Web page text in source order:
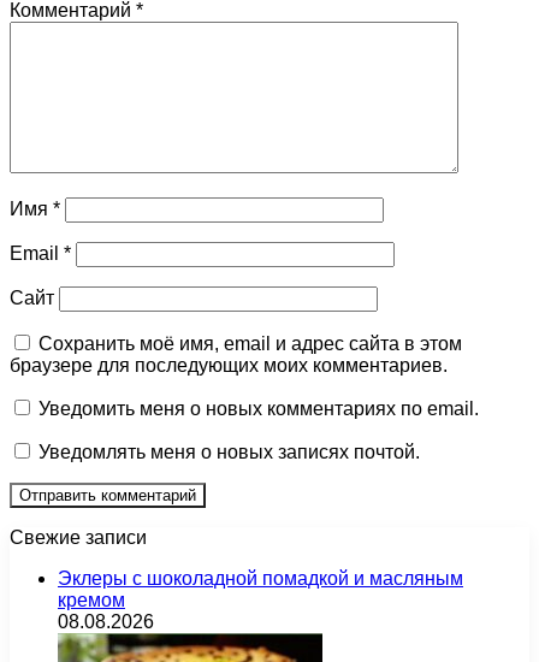
Комментарий *
Имя *
Email *
Сайт
Сохранить моё имя, email и адрес сайта в этом
браузере для последующих моих комментариев.
Уведомить меня о новых комментариях по email.
Уведомлять меня о новых записях почтой.
Свежие записи
Эклеры с шоколадной помадкой и масляным
кремом
08.08.2026